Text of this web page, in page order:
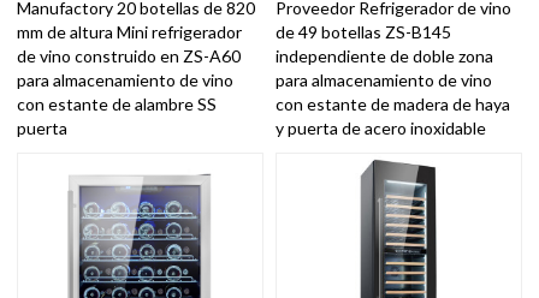
Manufactory 20 botellas de 820
mm de altura Mini refrigerador
de vino construido en ZS-A60
para almacenamiento de vino
con estante de alambre SS
puerta
Proveedor Refrigerador de vino
de 49 botellas ZS-B145
independiente de doble zona
para almacenamiento de vino
con estante de madera de haya
y puerta de acero inoxidable